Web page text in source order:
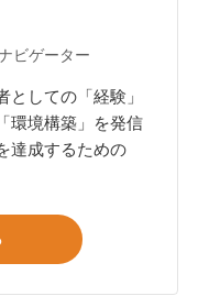
ビゲーター
しての「経験」
環境構築」を発信
達成するための